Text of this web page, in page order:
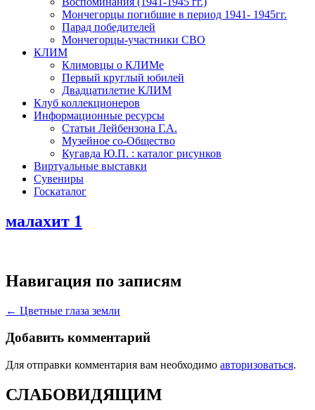
Мончегорцы погибшие в период 1941- 1945гг.
Парад победителей
Мончегорцы-участники СВО
КЛИМ
Климовцы о КЛИМе
Первый круглый юбилей
Двадцатилетие КЛИМ
Клуб коллекционеров
Информационные ресурсы
Статьи Лейбензона Г.А.
Музейное со-Общество
Кугавда Ю.П. : каталог рисунков
Виртуальные выставки
Сувениры
Госкаталог
малахит 1
Навигация по записям
← Цветные глаза земли
Добавить комментарий
Для отправки комментария вам необходимо авторизоваться.
СЛАБОВИДЯЩИМ